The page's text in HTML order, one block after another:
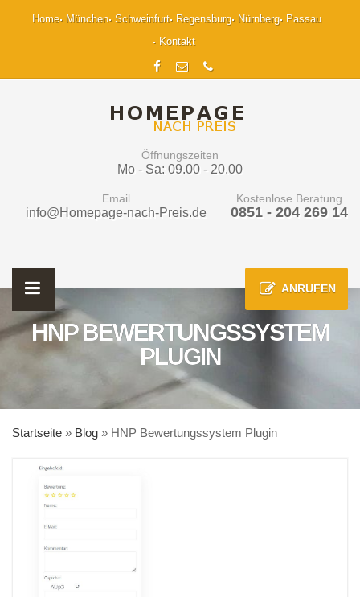
Home München Schweinfurt Regensburg Nürnberg
Passau
Kontakt
Öffnungszeiten
Mo - Sa: 09.00 - 20.00
Email
info@Homepage-nach-Preis.de
Kostenlose Beratung
0851 - 204 269 14
ANRUFEN
HNP BEWERTUNGSSYSTEM
PLUGIN
Startseite » Blog » HNP Bewertungssystem Plugin